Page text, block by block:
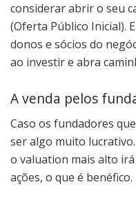
considerar abrir o seu
(Oferta Público Inicial).
donos e sócios do
ao investir e abra
A venda pelos
Caso os fundadores
ser algo muito
o valuation mais alto
ações, o que é benéfico.